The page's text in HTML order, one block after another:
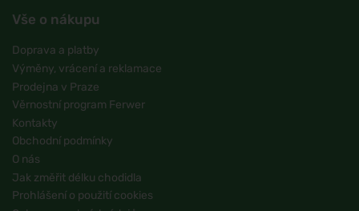
Vše o nákupu
Doprava a platby
Výměny, vrácení a reklamace
Prodejna v Praze
Věrnostní program Ferwer
Kontakty
Obchodní podmínky
O nás
Jak změřit délku chodidla
Prohlášení o použití cookies